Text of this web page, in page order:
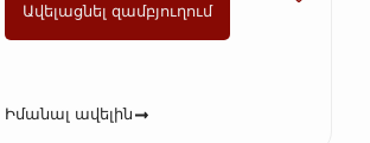
Ավելացնել զամբյուղում
Իմանալ ավելին